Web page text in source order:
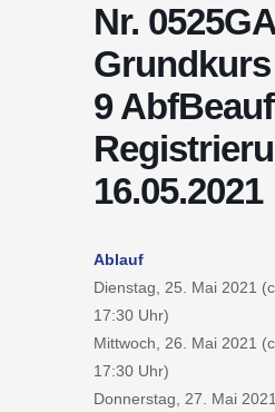
Nr.
9
16.05.2021
Ablauf
Dienstag, 25. Mai 2021
17:30 Uhr)
Mittwoch, 26. Mai 2021
17:30 Uhr)
Donnerstag, 27. Mai